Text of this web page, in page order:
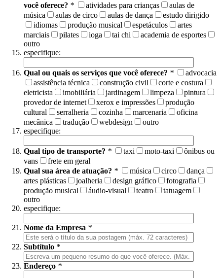
você oferece? * atividades para crianças
aulas de
música
aulas de circo aulas de dança
estudo dirigido
idiomas
produção musical espetáculos
artes
marciais
pilates ioga tai chi
academia de esportes
outro
especifique:
Qual ou quais os serviços que você oferece? *
advocacia
assistência técnica
construção civil
corte e costura
eletricista
imobiliária jardinagem limpeza
pintura
provedor de internet
xerox e impressões
produção
cultural
serralheria cozinha marcenaria
oficina
mecânica
tradução webdesign
outro
especifique:
Qual tipo de transporte? * taxi moto-taxi
ônibus ou
vans
frete em geral
Qual sua área de atuação? * música circo
dança
artes plásticas
joalheria design gráfico
fotografia
produção musical
áudio-visual teatro
tatuagem
outro
especifique:
Nome da Empresa *
Subtítulo *
Endereço *